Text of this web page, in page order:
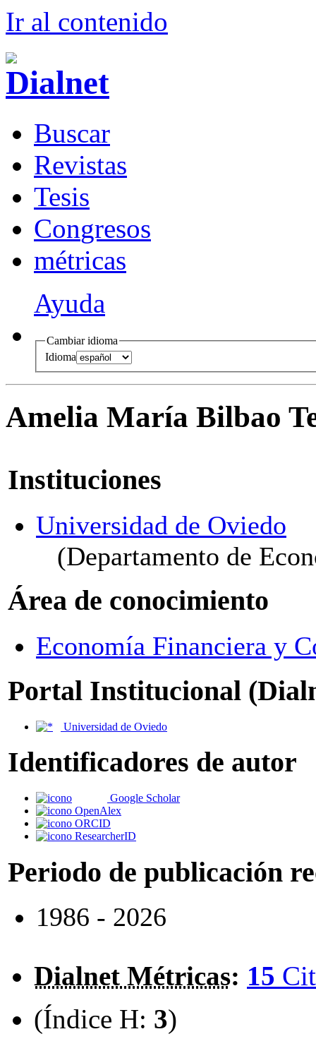
Ir al contenido
Buscar
Revistas
Tesis
Congresos
métricas
Ayuda
Cambiar idioma
Idioma
Amelia María Bilbao
Instituciones
Universidad de Oviedo
(Departamento de
Área de conocimiento
Economía Financiera y
Portal Institucional
Universidad de Oviedo
Identificadores de autor
Google Scholar
OpenAlex
ORCID
ResearcherID
Periodo de publicación
1986 - 2026
Dialnet Métricas: 15
(Índice H: 3)